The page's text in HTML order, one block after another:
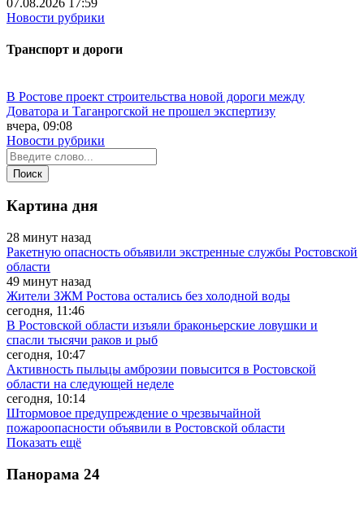
07.08.2026 17:59
Новости рубрики
Транспорт и дороги
В Ростове проект строительства новой дороги между
Доватора и Таганрогской не прошел экспертизу
вчера, 09:08
Новости рубрики
Картина дня
28 минут назад
Ракетную опасность объявили экстренные службы Ростовской
области
49 минут назад
Жители ЗЖМ Ростова остались без холодной воды
сегодня, 11:46
В Ростовской области изъяли браконьерские ловушки и
спасли тысячи раков и рыб
сегодня, 10:47
Активность пыльцы амброзии повысится в Ростовской
области на следующей неделе
сегодня, 10:14
Штормовое предупреждение о чрезвычайной
пожароопасности объявили в Ростовской области
Показать ещё
Панорама 24